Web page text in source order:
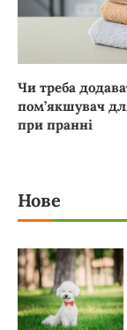
Чи треба
пом’якшувач
при пранні
Нове